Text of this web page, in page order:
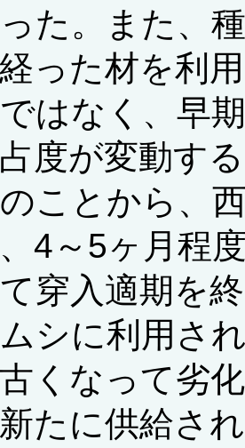
た。また、
った材を利
はなく、早
度が変動す
ことから、
4～5ヶ月程
穿入適期を
シに利用さ
くなって劣
たに供給さ